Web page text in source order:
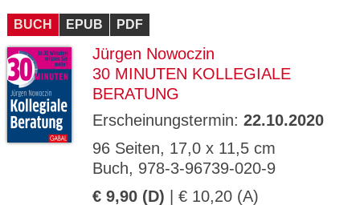
BUCH EPUB PDF
Jürgen Nowoczin
30 MINUTEN KOLLEGIALE
BERATUNG
Erscheinungstermin: 22.10.2020
96 Seiten, 17,0 x 11,5 cm
Buch, 978-3-96739-020-9
€ 9,90 (D) | € 10,20 (A)